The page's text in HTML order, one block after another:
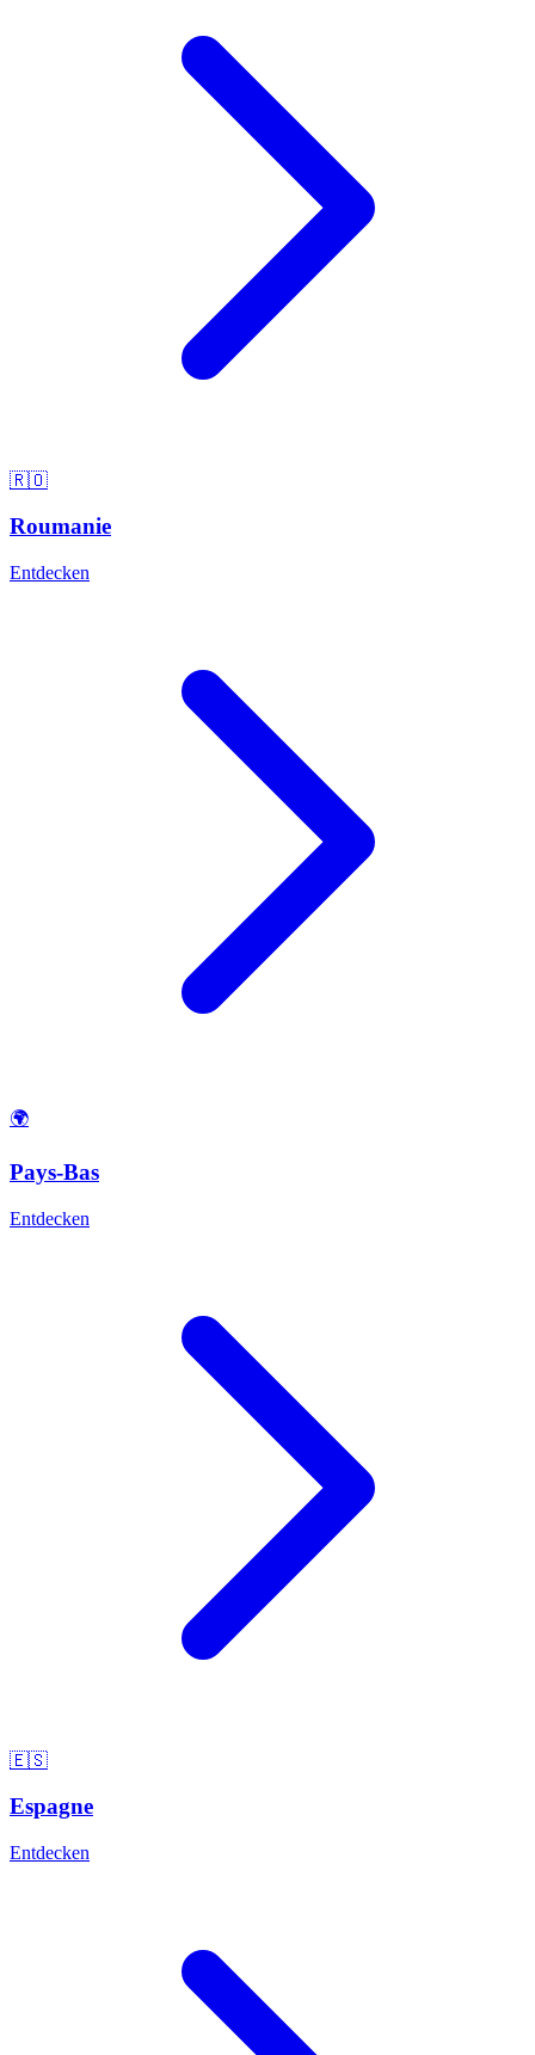
🇷🇴
Roumanie
Entdecken
🌍
Pays-Bas
Entdecken
🇪🇸
Espagne
Entdecken